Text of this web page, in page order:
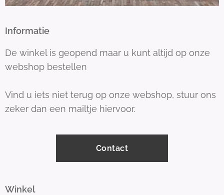
Informatie
De winkel is geopend maar u kunt altijd op onze
webshop bestellen
Vind u iets niet terug op onze webshop, stuur ons
zeker dan een mailtje hiervoor.
Contact
Winkel